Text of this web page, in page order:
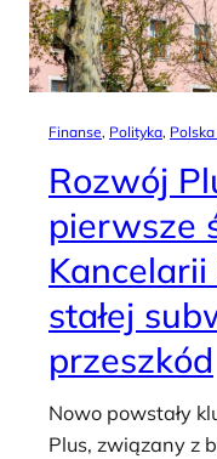
Finanse, Polityka,
Rozwój
pierwsze
stałej
przeszkód
Nowo powstały
Plus, związany z